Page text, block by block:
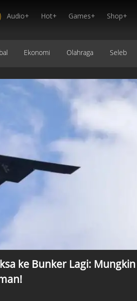
Audio+ Hot+ Games+ Shop+
Ekonomi Olahraga Seleb
ke Bunker Lagi: Mungkin